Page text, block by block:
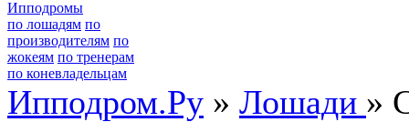
Ипподромы
по лошадям по
производителям по
жокеям по тренерам
по коневладельцам
Ипподром.Ру » Лошади »